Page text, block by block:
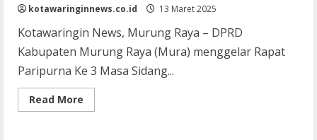
kotawaringinnews.co.id 13 Maret 2025
Kotawaringin News, Murung Raya – DPRD
Kabupaten Murung Raya (Mura) menggelar Rapat
Paripurna Ke 3 Masa Sidang...
Read More
more